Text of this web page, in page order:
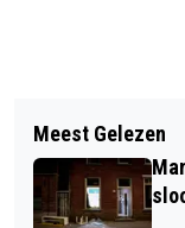
OPNIEUW
HUISELIJK
POLITIE
WONING
Meest Gelezen